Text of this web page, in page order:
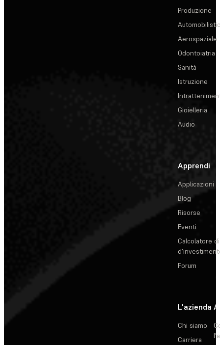
Produzione
Aerospaziale
Odontoiatria
Sanità
Istruzione
Gioielleria
Audio
Apprendi
Applicazioni
Blog
Risorse
Eventi
Calcolatore
Forum
L'azienda
Chi siamo
Carriera